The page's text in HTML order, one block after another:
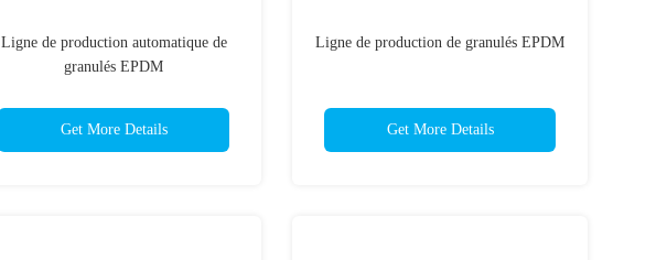
Ligne de production automatique de
granulés EPDM
Get More Details
Ligne de production de granulés EPDM
Get More Details